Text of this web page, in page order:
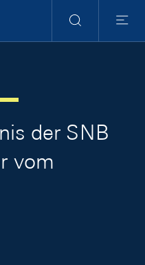
Suche
Menu
der SNB
vom